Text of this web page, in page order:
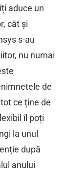
aduce un
cât și
s-au
nu numai
de
ce ține de
îl poți
la unul
după
anului